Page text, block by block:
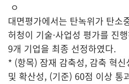
ㅇ
대면평가에서는 탄녹위가 탄소
허청이 기술·사업성 평가를 진
9개 기업을 최종 선정하였다.
* (항목) 잠재 감축성, 감축 혁
및 확산성, (기준) 60점 이상 통